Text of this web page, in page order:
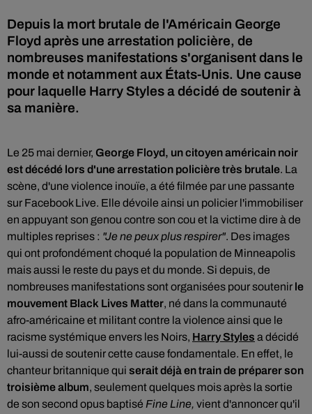
Depuis la mort brutale de l'Américain George
Floyd après une arrestation policière, de
nombreuses manifestations s'organisent dans le
monde et notamment aux États-Unis. Une cause
pour laquelle Harry Styles a décidé de soutenir à
sa manière.
Le 25 mai dernier, George Floyd, un citoyen américain noir
est décédé lors d'une arrestation policière très brutale. La
scène, d'une violence inouïe, a été filmée par une passante
sur Facebook Live. Elle dévoile ainsi un policier l'immobiliser
en appuyant son genou contre son cou et la victime dire à de
multiples reprises : "Je ne peux plus respirer". Des images
qui ont profondément choqué la population de Minneapolis
mais aussi le reste du pays et du monde. Si depuis, de
nombreuses manifestations sont organisées pour soutenir le
mouvement Black Lives Matter, né dans la communauté
afro-américaine et militant contre la violence ainsi que le
racisme systémique envers les Noirs, Harry Styles a décidé
lui-aussi de soutenir cette cause fondamentale. En effet, le
chanteur britannique qui serait déjà en train de préparer son
troisièmealbum, seulement quelques mois après la sortie
de son second opus baptisé Fine Line, vient d'annoncer qu'il